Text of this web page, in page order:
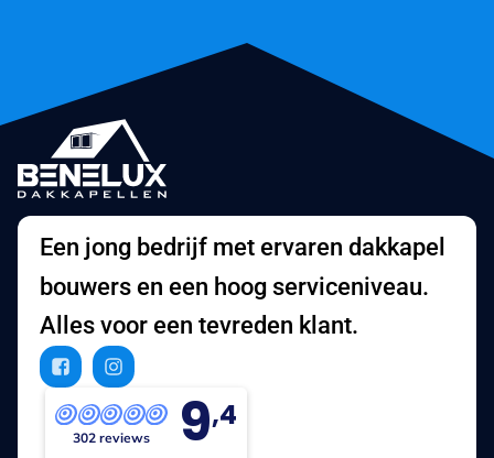
Een jong bedrijf met ervaren dakkapel
bouwers en een hoog serviceniveau.
Alles voor een tevreden klant.
302 reviews 9,4